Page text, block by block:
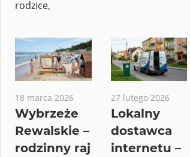
rodzice,
18 marca 2026
Wybrzeże
Rewalskie –
rodzinny raj
27 lutego 2026
Lokalny
dostawca
internetu –